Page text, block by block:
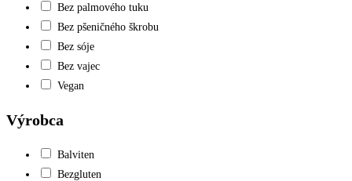
Bez palmového tuku
Bez pšeničného škrobu
Bez sóje
Bez vajec
Vegan
Výrobca
Balviten
Bezgluten